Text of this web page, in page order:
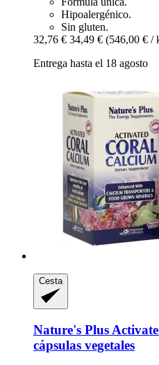
Hipoalergénico.
Sin gluten.
32,76 € 34,49 € (546,00 € /
Entrega hasta el 18 agosto
Cesta
Nature's Plus
cápsulas vegetales